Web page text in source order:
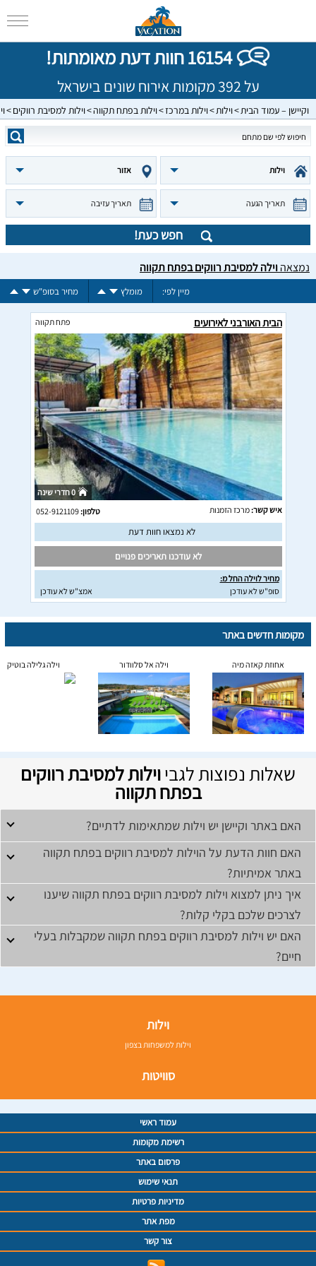
16154 חוות דעת מאומתות!
על 392 מקומות אירוח שונים בישראל
וקיישן – עמוד הבית וילות וילות במרכז וילות בפתח תקווה וילות למסיבת רווקים
וילות אזור
תאריך הגעה תאריך עזיבה
חפש כעת!
נמצאהוילה למסיבת רווקים בפתח תקווה
מיין לפי: מומלץ מחיר בסופ"ש
הבית האורבני לאירועים פתח תקווה
0 חדרי שינה
איש קשר:מרכז הזמנות טלפון:052-9121109
לא נמצאו חוות דעת
לא עודכנו תאריכים פנויים
מחיר לוילה החל מ:
סופ"ש לא עודכן
אמצ"ש לא עודכן
מקומות חדשים באתר
אחוזת קאזה מיה וילה אל סלוודור וילה גלילה בוטיק
שאלות נפוצות לגביוילות למסיבת רווקים
בפתח תקווה
האם באתר וקיישן יש וילות שמתאימות לדתיים?
האם חוות הדעת על הוילות למסיבת רווקים בפתח תקווה
באתר אמיתיות?
איך ניתן למצוא וילות למסיבת רווקים בפתח תקווה שיענו
לצרכים שלכם בקלי קלות?
האם יש וילות למסיבת רווקים בפתח תקווה שמקבלות בעלי
חיים?
וילות
וילות למשפחות בצפון
סוויטות
עמוד ראשי
רשימת מקומות
פרסום באתר
תנאי שימוש
מדיניות פרטיות
מפת אתר
צור קשר